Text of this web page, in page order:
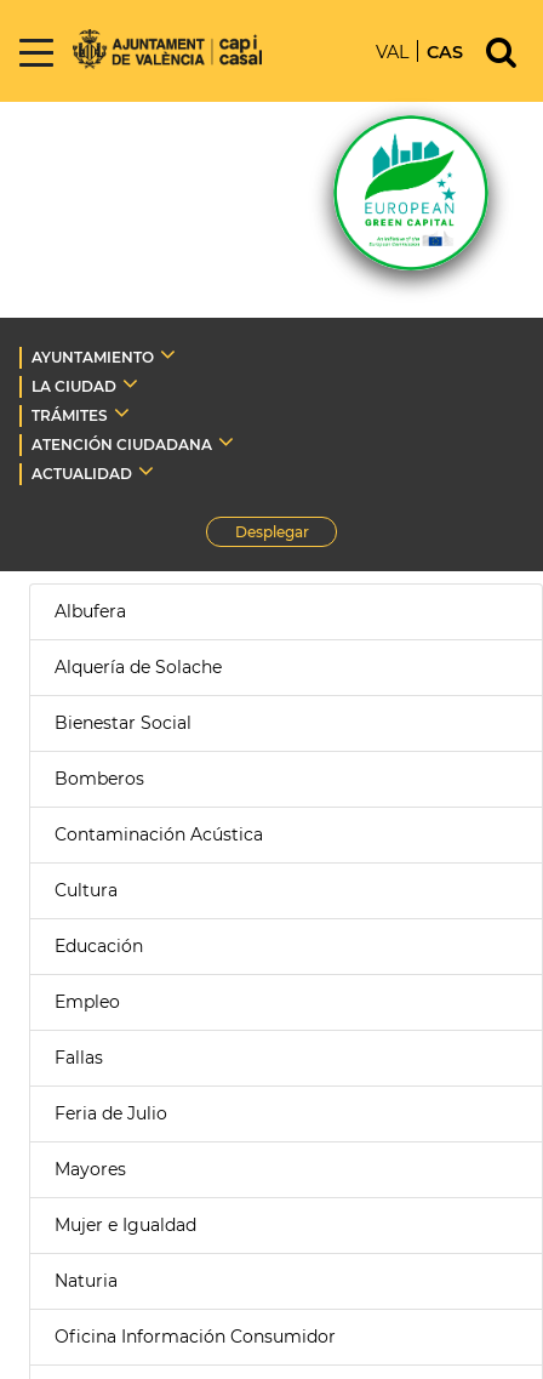
VAL CAS
AYUNTAMIENTO
LA CIUDAD
TRÁMITES
ATENCIÓN CIUDADANA
ACTUALIDAD
Desplegar
Albufera
Alquería de Solache
Bienestar Social
Bomberos
Contaminación Acústica
Cultura
Educación
Empleo
Fallas
Feria de Julio
Mayores
Mujer e Igualdad
Naturia
Oficina Información Consumidor